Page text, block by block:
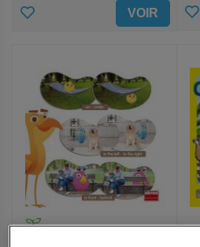
AJOUTER VOIR